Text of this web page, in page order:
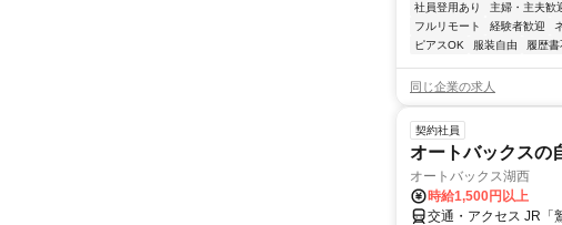
社員登用あり 主婦・主夫歓
フルリモート
経験者歓迎
ピアスOK
服装自由 履歴
同じ企業の求人
契約社員
オートバックスの
オートバックス湖西
時給1,500円以上
交通・アクセス JR「